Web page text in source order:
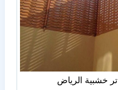
خشبية الرياض